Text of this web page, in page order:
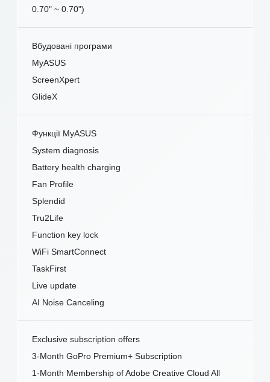
0.70" ~ 0.70")
Вбудовані програми
MyASUS
ScreenXpert
GlideX
Функції MyASUS
System diagnosis
Battery health charging
Fan Profile
Splendid
Tru2Life
Function key lock
WiFi SmartConnect
TaskFirst
Live update
AI Noise Canceling
Exclusive subscription offers
3-Month GoPro Premium+ Subscription
1-Month Membership of Adobe Creative Cloud All